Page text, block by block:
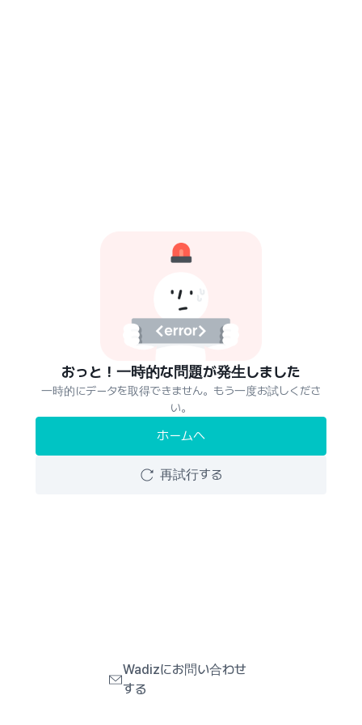
おっと！一時的な問題が発生しました
一時的にデータを取得できません。もう一度お試しくださ
い。
ホームへ
再試行する
Wadizにお問い合わせ
する